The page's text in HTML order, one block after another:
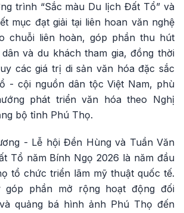
trình “Sắc màu Du lịch Đất Tổ” và
mục đạt giải tại liên hoan văn nghệ
chuỗi liên hoàn, góp phần thu hút
và du khách tham gia, đồng thời
các giá trị di sản văn hóa đặc sắc
- cội nguồn dân tộc Việt Nam, phù
phát triển văn hóa theo Nghị
bộ tỉnh Phú Thọ.
- Lễ hội Đền Hùng và Tuần Văn
Tổ năm Bính Ngọ 2026 là năm đầu
tổ chức triển lãm mỹ thuật quốc tế.
góp phần mở rộng hoạt động đối
quảng bá hình ảnh Phú Thọ đến